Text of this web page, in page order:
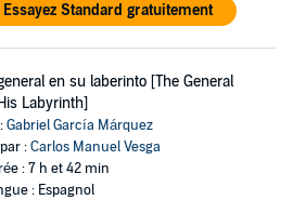
Essayez Standard gratuitement
en su laberinto [The General
Labyrinth]
Gabriel García Márquez
:Carlos Manuel Vesga
: 7 h et 42 min
: Espagnol